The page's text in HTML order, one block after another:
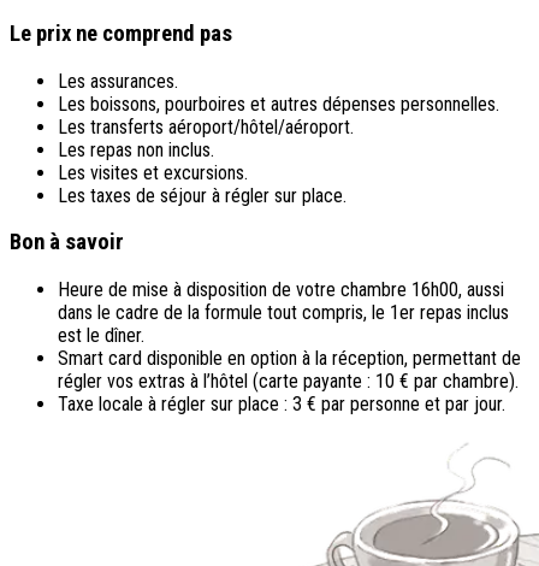
Le prix ne comprend pas
Les assurances.
Les boissons, pourboires et autres dépenses personnelles.
Les transferts aéroport/hôtel/aéroport.
Les repas non inclus.
Les visites et excursions.
Les taxes de séjour à régler sur place.
Bon à savoir
Heure de mise à disposition de votre chambre 16h00, aussi
dans le cadre de la formule tout compris, le 1er repas inclus
est le dîner.
Smart card disponible en option à la réception, permettant de
régler vos extras à l’hôtel (carte payante : 10 € par chambre).
Taxe locale à régler sur place : 3 € par personne et par jour.